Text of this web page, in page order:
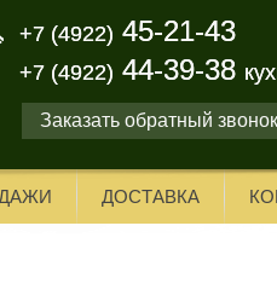
+7 (4922) 45-21-43
+7 (4922) 44-39-38
Заказать обратный звонок
+7 (4922) 45-21-43
+7 (4922) 44-39-38
ДОСТАВКА